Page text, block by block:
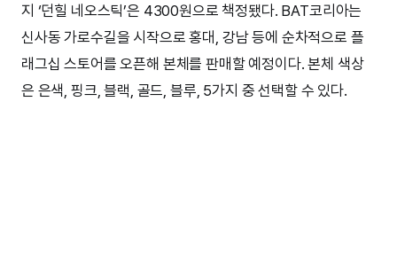
지 ‘던힐 네오스틱’은 4300원으로 책정됐다. BAT코리아는
신사동 가로수길을 시작으로 홍대, 강남 등에 순차적으로 플
래그십 스토어를 오픈해 본체를 판매할 예정이다. 본체 색상
은 은색, 핑크, 블랙, 골드, 블루, 5가지 중 선택할 수 있다.